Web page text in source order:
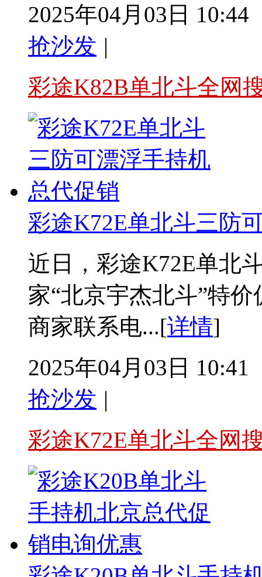
2025年04月03日 10:44
抢沙发 |
彩途K82B单北斗全网
彩途K72E单北斗三防
近日，彩途K72E单北
家“北京宇杰北斗”特
商家联系电...[详情]
2025年04月03日 10:41
抢沙发 |
彩途K72E单北斗全网